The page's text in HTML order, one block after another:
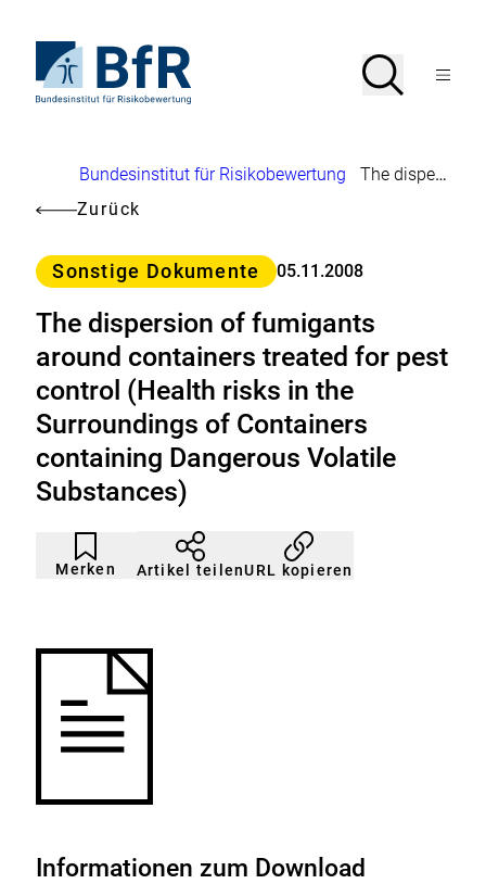
Seiteninhalt
springenStartseite
von
Suche
SucheMenü
Brotkrumennavigation
Bundesinstitut für Risikobewertung
The dispersion of fumigants around containers treated for pest control (Health risks in the Surroundings of Containers containing Dangerous Volatile Substances)
Zurück
Kategorie
Sonstige Dokumente 05.11.2008
The dispersion of fumigants
around containers treated for pest
control (Health risks in the
Surroundings of Containers
containing Dangerous Volatile
Substances)
Merken
Artikel
nicht
gemerkt
Durch
Klicken
der
Artikel teilenURL kopieren
Informationen zum Download